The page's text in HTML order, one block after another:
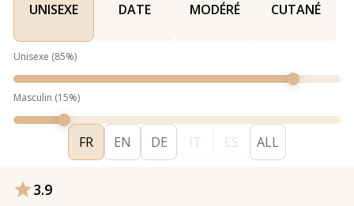
UNISEXE DATE MODÉRÉ CUTANÉ
Unisexe (85%)
Masculin (15%)
FR EN DE IT ES ALL
3.9